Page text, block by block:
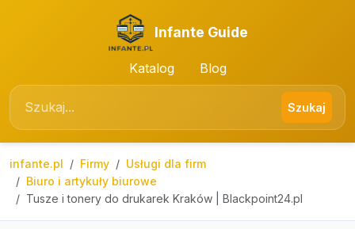
Infante Guide
Katalog Blog
Szukaj
infante.pl Firmy
Usługi dla firm
Biuro i artykuły biurowe
Tusze i tonery do drukarek Kraków | Blackpoint24.pl